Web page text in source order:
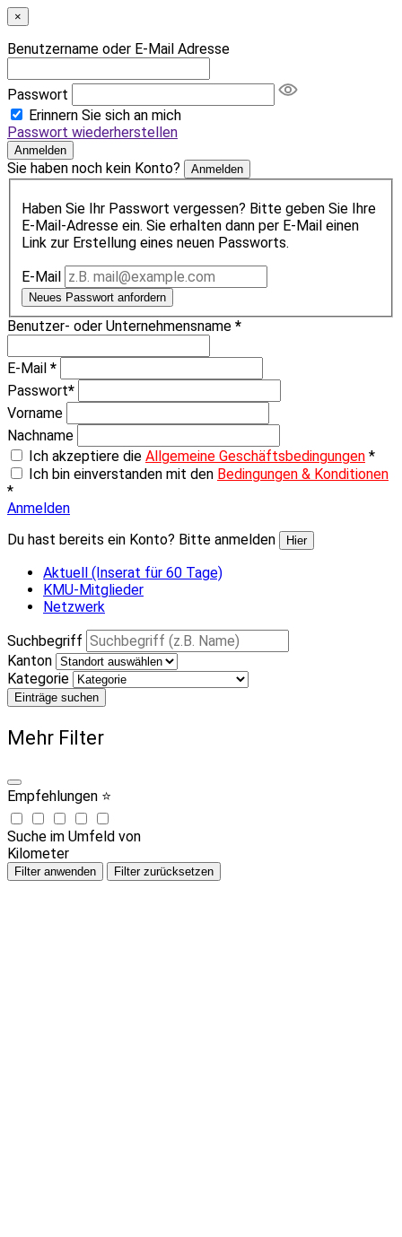
×
Benutzername oder E-Mail Adresse
Passwort
Erinnern Sie sich an mich
Passwort wiederherstellen
Anmelden
Sie haben noch kein Konto? Anmelden
Haben Sie Ihr Passwort vergessen? Bitte geben Sie Ihre
E-Mail-Adresse ein. Sie erhalten dann per E-Mail einen
Link zur Erstellung eines neuen Passworts.
E-Mail
Neues Passwort anfordern
Benutzer- oder Unternehmensname *
E-Mail *
Passwort*
Vorname
Nachname
Ich akzeptiere die Allgemeine Geschäftsbedingungen *
Ich bin einverstanden mit den Bedingungen & Konditionen
*
Anmelden
Du hast bereits ein Konto? Bitte anmelden
Hier
Aktuell (Inserat für 60 Tage)
KMU-Mitglieder
Netzwerk
Suchbegriff
Kanton
Kategorie
Einträge suchen
Mehr Filter
Empfehlungen ⭐
Suche im Umfeld von
Kilometer
Filter anwenden Filter zurücksetzen